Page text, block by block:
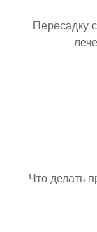
Пересадку
Что делать